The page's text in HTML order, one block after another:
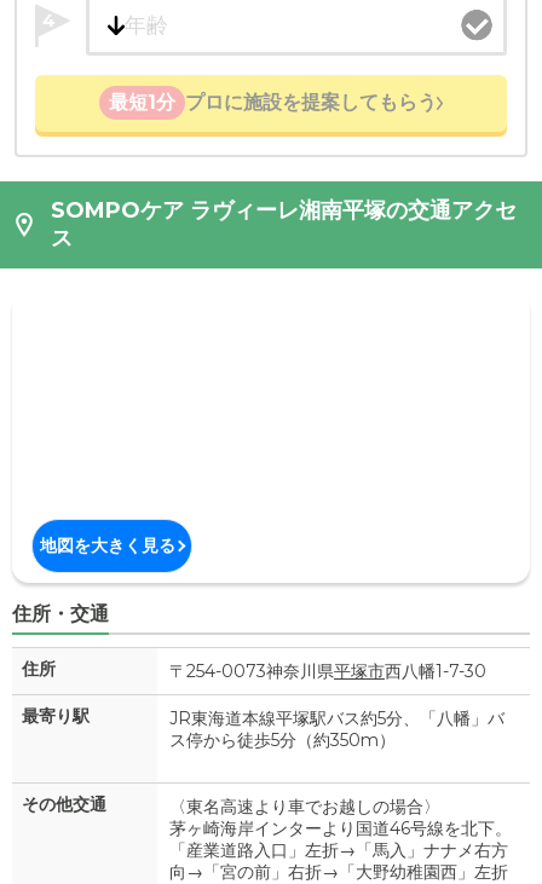
4
最短1分 プロに施設を提案してもらう
SOMPOケア ラヴィーレ湘南平塚の交通アクセ
ス
地図を大きく見る
住所・交通
住所 〒254-0073神奈川県平塚市西八幡1-7-30
最寄り駅
JR東海道本線平塚駅バス約5分、「八幡」バ
ス停から徒歩5分（約350m）
その他交通
〈東名高速より車でお越しの場合〉
茅ヶ崎海岸インターより国道46号線を北下。
「産業道路入口」左折→「馬入」ナナメ右方
向→「宮の前」右折→「大野幼稚園西」左折